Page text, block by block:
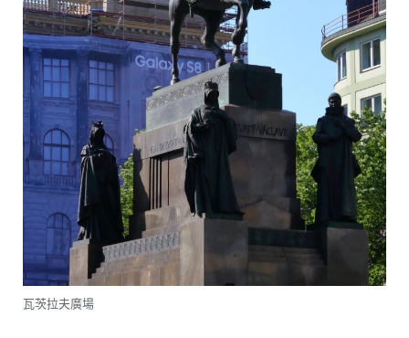
瓦茨拉夫廣場